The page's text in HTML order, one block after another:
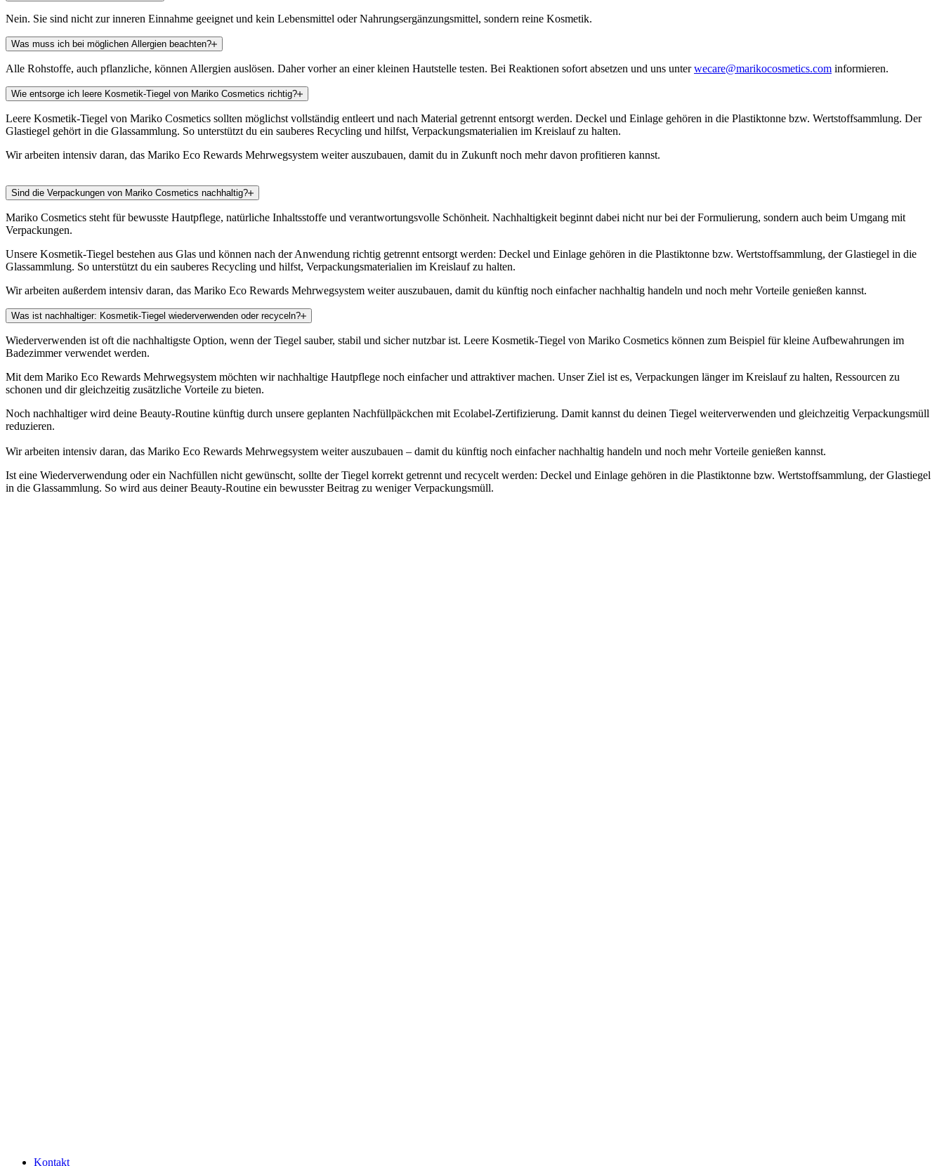
Nein. Sie sind nicht zur inneren Einnahme geeignet und kein Lebensmittel oder Nahrungsergänzungsmittel, sondern reine Kosmetik.
Was muss ich bei möglichen Allergien beachten?
Alle Rohstoffe, auch pflanzliche, können Allergien auslösen. Daher vorher an einer kleinen Hautstelle testen. Bei Reaktionen sofort absetzen und uns unterwecare@marikocosmetics.com informieren.
Wie entsorge ich leere Kosmetik-Tiegel von Mariko Cosmetics richtig?
Leere Kosmetik-Tiegel von Mariko Cosmetics sollten möglichst vollständig entleert und nach Material getrennt entsorgt werden. Deckel und Einlage gehören in die Plastiktonne bzw. Wertstoffsammlung. Der
Glastiegel gehört in die Glassammlung. So unterstützt du ein sauberes Recycling und hilfst, Verpackungsmaterialien im Kreislauf zu halten.
Wir arbeiten intensiv daran, das Mariko Eco Rewards Mehrwegsystem weiter auszubauen, damit du in Zukunft noch mehr davon profitieren kannst.
Sind die Verpackungen von Mariko Cosmetics nachhaltig?
Mariko Cosmetics steht für bewusste Hautpflege, natürliche Inhaltsstoffe und verantwortungsvolle Schönheit. Nachhaltigkeit beginnt dabei nicht nur bei der Formulierung, sondern auch beim Umgang mit
Verpackungen.
Unsere Kosmetik-Tiegel bestehen aus Glas und können nach der Anwendung richtig getrennt entsorgt werden: Deckel und Einlage gehören in die Plastiktonne bzw. Wertstoffsammlung, der Glastiegel in die
Glassammlung. So unterstützt du ein sauberes Recycling und hilfst, Verpackungsmaterialien im Kreislauf zu halten.
Wir arbeiten außerdem intensiv daran, das Mariko Eco Rewards Mehrwegsystem weiter auszubauen, damit du künftig noch einfacher nachhaltig handeln und noch mehr Vorteile genießen kannst.
Was ist nachhaltiger: Kosmetik-Tiegel wiederverwenden oder recyceln?
Wiederverwenden ist oft die nachhaltigste Option, wenn der Tiegel sauber, stabil und sicher nutzbar ist. Leere Kosmetik-Tiegel von Mariko Cosmetics können zum Beispiel für kleine Aufbewahrungen im
Badezimmer verwendet werden.
Mit dem Mariko Eco Rewards Mehrwegsystem möchten wir nachhaltige Hautpflege noch einfacher und attraktiver machen. Unser Ziel ist es, Verpackungen länger im Kreislauf zu halten, Ressourcen zu
schonen und dir gleichzeitig zusätzliche Vorteile zu bieten.
Noch nachhaltiger wird deine Beauty-Routine künftig durch unsere geplanten Nachfüllpäckchen mit Ecolabel-Zertifizierung. Damit kannst du deinen Tiegel weiterverwenden und gleichzeitig Verpackungsmüll
reduzieren.
Wir arbeiten intensiv daran, das Mariko Eco Rewards Mehrwegsystem weiter auszubauen – damit du künftig noch einfacher nachhaltig handeln und noch mehr Vorteile genießen kannst.
Ist eine Wiederverwendung oder ein Nachfüllen nicht gewünscht, sollte der Tiegel korrekt getrennt und recycelt werden: Deckel und Einlage gehören in die Plastiktonne bzw. Wertstoffsammlung, der Glastiegel
in die Glassammlung. So wird aus deiner Beauty-Routine ein bewusster Beitrag zu weniger Verpackungsmüll.
Kontakt